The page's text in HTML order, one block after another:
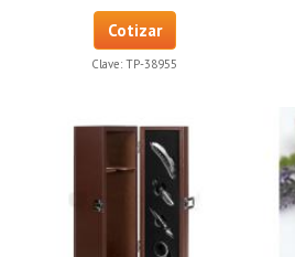
Cotizar
Clave: TP-38955